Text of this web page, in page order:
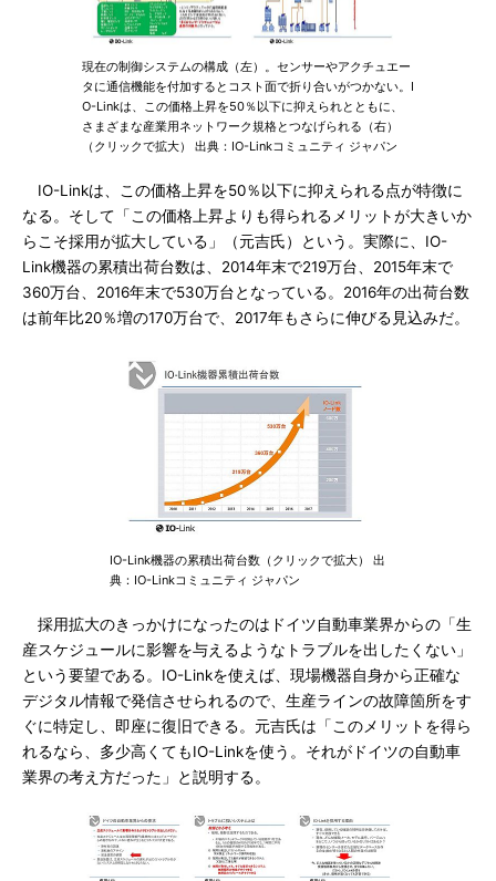
現在の制御システムの構成（左）。センサーやアクチュエー
タに通信機能を付加するとコスト面で折り合いがつかない。I
O-Linkは、この価格上昇を50％以下に抑えられとともに、
さまざまな産業用ネットワーク規格とつなげられる（右）
（クリックで拡大） 出典：IO-Linkコミュニティ ジャパン
IO-Linkは、この価格上昇を50％以下に抑えられる点が特徴に
なる。そして「この価格上昇よりも得られるメリットが大きいか
らこそ採用が拡大している」（元吉氏）という。実際に、IO-
Link機器の累積出荷台数は、2014年末で219万台、2015年末で
360万台、2016年末で530万台となっている。2016年の出荷台数
は前年比20％増の170万台で、2017年もさらに伸びる見込みだ。
IO-Link機器の累積出荷台数（クリックで拡大） 出
典：IO-Linkコミュニティ ジャパン
採用拡大のきっかけになったのはドイツ自動車業界からの「生
産スケジュールに影響を与えるようなトラブルを出したくない」
という要望である。IO-Linkを使えば、現場機器自身から正確な
デジタル情報で発信させられるので、生産ラインの故障箇所をす
ぐに特定し、即座に復旧できる。元吉氏は「このメリットを得ら
れるなら、多少高くてもIO-Linkを使う。それがドイツの自動車
業界の考え方だった」と説明する。